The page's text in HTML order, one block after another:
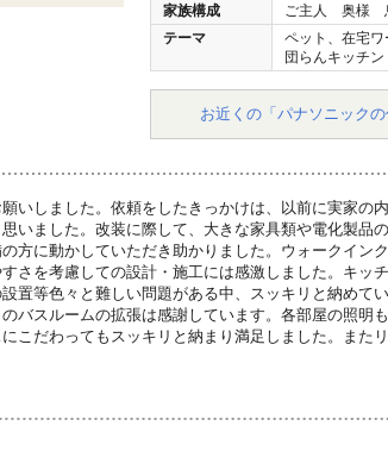
家族構成
ご主人 奥様
テーマ
ペット、在宅
団らんキッチン
お近くの「パナソニック
いしました。依頼をしたきっかけは、以前に実家の
いました。改装に際して、大きな家具類や電化製品
方に動かしていただき助かりました。ウォークイン
さを考慮しての設計・施工には感激しました。キッ
置等色々と難しい問題がある中、スッキリと納めて
バスルームの拡張は感謝しています。各部屋の照明
こだわってもスッキリと納まり満足しました。また